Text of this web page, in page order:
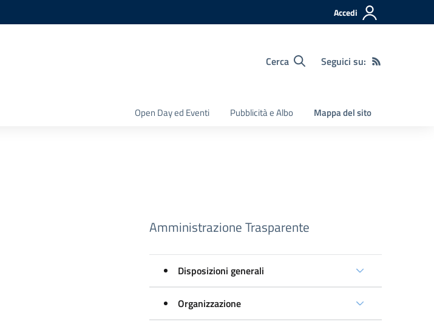
Accedi
Cerca Seguici su:
Open Day ed Eventi Pubblicità e Albo Mappa del sito
Amministrazione Trasparente
Disposizioni generali
Organizzazione